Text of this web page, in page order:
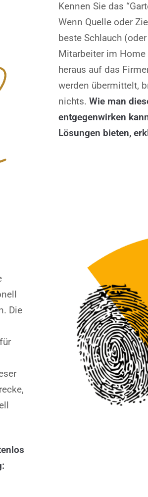
Kennen Sie das
Wenn Quelle oder
beste Schlauch
Mitarbeiter im Home
heraus auf das
werden übermittelt,
nichts. Wie man
entgegenwirken
Lösungen bieten,
Die